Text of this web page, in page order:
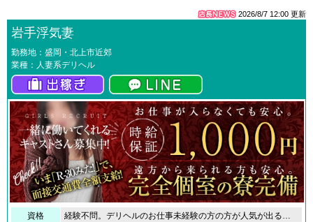
2026/8/7 12:00 更新
岩手浮気妻
勤務地：盛岡・北上市近郊
業種：人妻系デリヘル
資格
経験不問。デリヘルのお仕事未経験の方の方が人気が出る場合が多いです！当店入店されますと、新人さん扱いとなりますので、新人景気でかなりの高収入稼げます。